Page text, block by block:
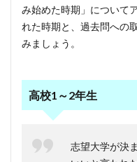
み始めた時期」について
れた時期と、過去問への
みましょう。
高校1～2年生
志望大学が決